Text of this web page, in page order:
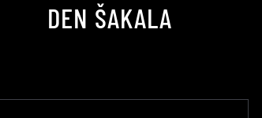
DEN ŠAKALA